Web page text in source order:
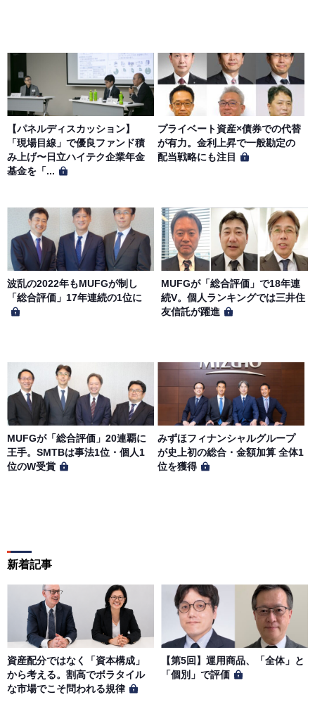
サイトのサービス内容を変更する場合があります。
第７条（個人情報の取扱い）
当社は、会員の個人情報を別途オンライン上に掲示する
「プライバシーポリシー」に基づき、適切に取り扱うもの
とします。
【パネルディスカッション】
「現場目線」で優良ファンド積
み上げ〜日立ハイテク企業年金
基金を「...
プライベート資産×債券での代替
が有力。金利上昇で一般勘定の
配当戦略にも注目
波乱の2022年もMUFGが制し
「総合評価」17年連続の1位に
MUFGが「総合評価」で18年連
続V。個人ランキングでは三井住
友信託が躍進
MUFGが「総合評価」20連覇に
王手。SMTBは事法1位・個人1
位のW受賞
みずほフィナンシャルグループ
が史上初の総合・金額加算 全体1
位を獲得
新着記事
資産配分ではなく「資本構成」
から考える。割高でボラタイル
な市場でこそ問われる規律
【第5回】運用商品、「全体」と
「個別」で評価